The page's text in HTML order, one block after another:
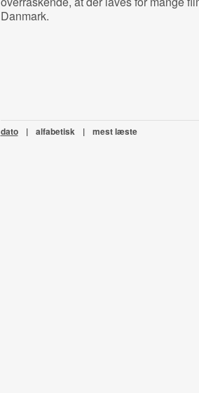
Danmark.
dato | alfabetisk | mest læste